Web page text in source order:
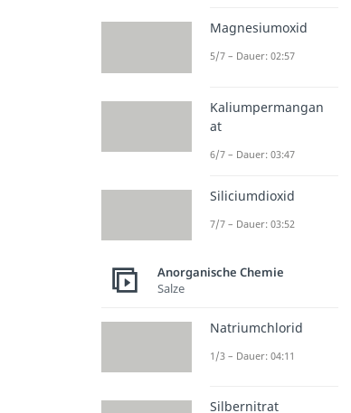
Magnesiumoxid
5/7 – Dauer: 02:57
Kaliumpermangan
at
6/7 – Dauer: 03:47
Siliciumdioxid
7/7 – Dauer: 03:52
Anorganische Chemie
Salze
Natriumchlorid
1/3 – Dauer: 04:11
Silbernitrat